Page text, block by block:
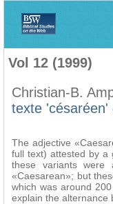
Vol 12 (1999)
Christian-B.
texte 'césaréen'
The adjective
full text) attested by a
these variants were
«Caesarean»; but
which was around
explain the alternance